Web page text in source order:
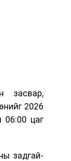
засвар,
2026
цаг
задгай-